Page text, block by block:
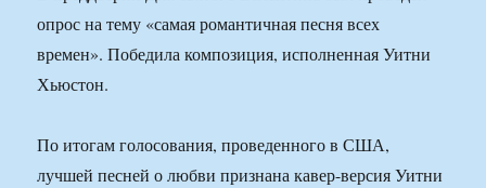
опрос на тему «самая романтичная песня всех
времен». Победила композиция, исполненная Уитни
Хьюстон.
По итогам голосования, проведенного в США,
лучшей песней о любви признана кавер-версия Уитни